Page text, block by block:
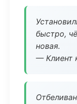
быстро,
новая.
— Клиент